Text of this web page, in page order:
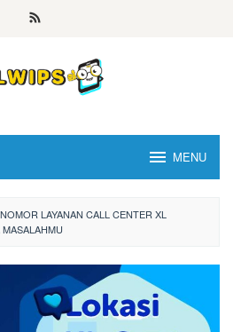
MENU
NOMOR LAYANAN CALL CENTER XL